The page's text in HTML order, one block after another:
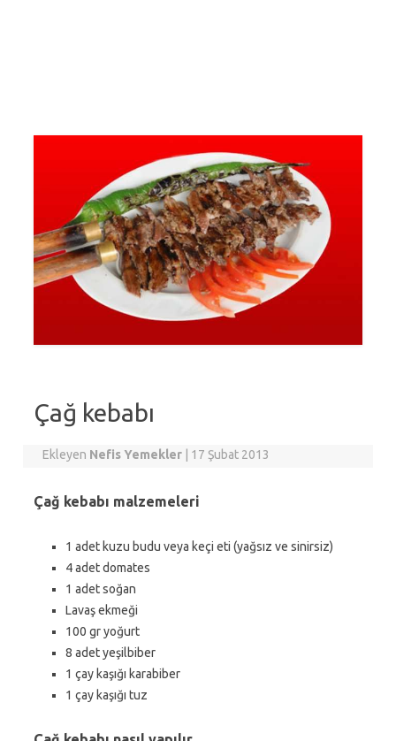
Çağ kebabı
Ekleyen Nefis Yemekler | 17 Şubat 2013
Çağ kebabı malzemeleri
1 adet kuzu budu veya keçi eti (yağsız ve sinirsiz)
4 adet domates
1 adet soğan
Lavaş ekmeği
100 gr yoğurt
8 adet yeşilbiber
1 çay kaşığı karabiber
1 çay kaşığı tuz